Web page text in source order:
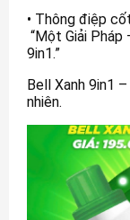
• Thông điệp
“Một Giải Pháp
9in1.”
Bell Xanh 9in1
nhiên.